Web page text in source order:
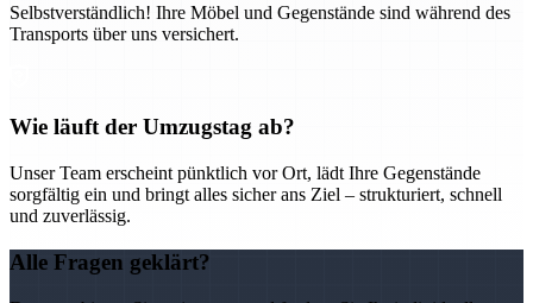
Selbstverständlich! Ihre Möbel und Gegenstände sind während des
Transports über uns versichert.
Wie läuft der Umzugstag ab?
Unser Team erscheint pünktlich vor Ort, lädt Ihre Gegenstände
sorgfältig ein und bringt alles sicher ans Ziel – strukturiert, schnell
und zuverlässig.
Alle Fragen geklärt?